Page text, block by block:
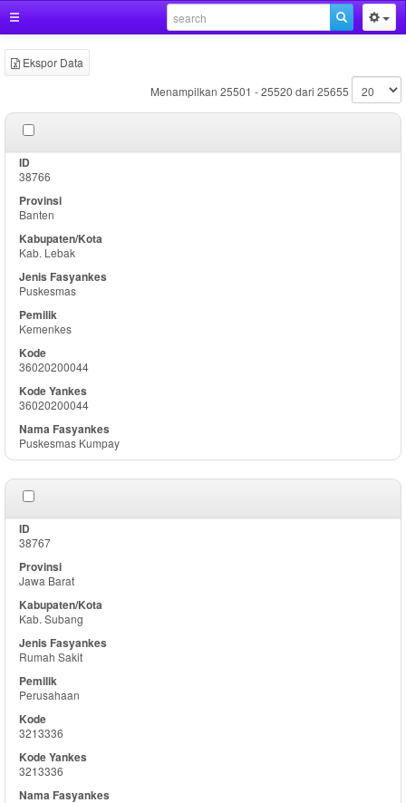
Ekspor Data
Menampilkan 25501 - 25520 dari 25655
38766
Banten
Kab. Lebak
Puskesmas
Kemenkes
36020200044
36020200044
Puskesmas Kumpay
38767
Jawa Barat
Kab. Subang
Rumah Sakit
Perusahaan
3213336
3213336